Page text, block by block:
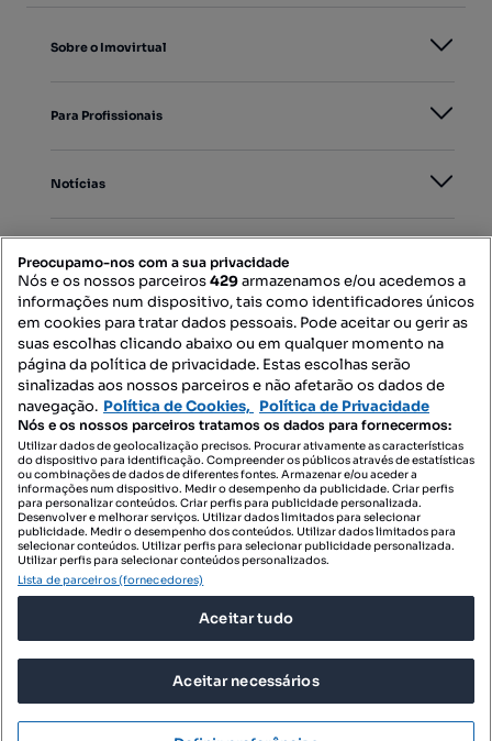
Sobre o Imovirtual
Para Profissionais
Notícias
Mapa do Site
Contacte-nos
SIGA-NOS:
DESCARREGAR NA:
© 2026 Imovirtual.com, OLX Portugal, S.A.
TERMOS DE UTILIZAÇÃO
Preocupamo-nos com a sua privacidade
Nós e os nossos parceiros429armazenamos e/ou acedemos a
informações num dispositivo, tais como identificadores únicos
em cookies para tratar dados pessoais. Pode aceitar ou gerir as
suas escolhas clicando abaixo ou em qualquer momento na
página da política de privacidade. Estas escolhas serão
sinalizadas aos nossos parceiros e não afetarão os dados de
navegação. Política de Cookies, Política de Privacidade
Nós e os nossos parceiros tratamos os dados para fornecermos:
Utilizar dados de geolocalização precisos. Procurar ativamente as características
do dispositivo para identificação. Compreender os públicos através de estatísticas
ou combinações de dados de diferentes fontes. Armazenar e/ou aceder a
informações num dispositivo. Medir o desempenho da publicidade. Criar perfis
para personalizar conteúdos. Criar perfis para publicidade personalizada.
Desenvolver e melhorar serviços. Utilizar dados limitados para selecionar
publicidade. Medir o desempenho dos conteúdos. Utilizar dados limitados para
selecionar conteúdos. Utilizar perfis para selecionar publicidade personalizada.
Utilizar perfis para selecionar conteúdos personalizados.
Lista de parceiros (fornecedores)
Aceitar tudo
Aceitar necessários